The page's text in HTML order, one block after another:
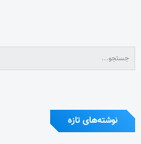
نوشته‌های تازه